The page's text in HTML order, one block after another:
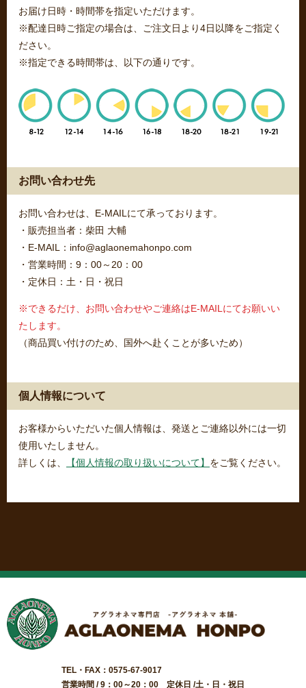
お届け日時・時間帯を指定いただけます。
※配達日時ご指定の場合は、ご注文日より4日以降をご指定く
ださい。
※指定できる時間帯は、以下の通りです。
お問い合わせ先
お問い合わせは、E-MAILにて承っております。
・販売担当者：柴田 大輔
・E-MAIL：info@aglaonemahonpo.com
・営業時間：9：00～20：00
・定休日：土・日・祝日
※できるだけ、お問い合わせやご連絡はE-MAILにてお願いい
たします。
（商品買い付けのため、国外へ赴くことが多いため）
個人情報について
お客様からいただいた個人情報は、発送とご連絡以外には一切
使用いたしません。
詳しくは、
【個人情報の取り扱いについて】 をご覧ください。
TEL・FAX：0575-67-9017
営業時間 / 9：00～20：00 定休日 /土・日・祝日